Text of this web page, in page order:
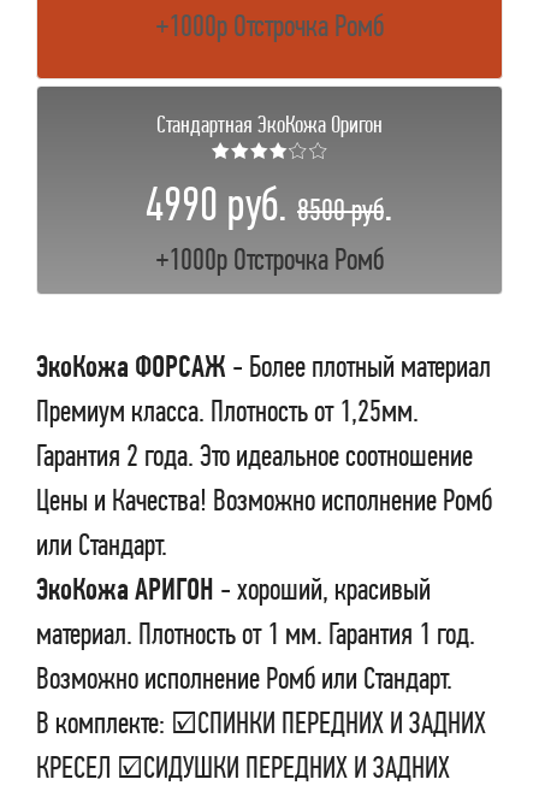
+1000р Отстрочка Ромб
Стандартная ЭкоКожа Оригон
★★★★☆☆
4990 руб. 8500 руб.
+1000р Отстрочка Ромб
ЭкоКожа ФОРСАЖ - Более плотный материал
Премиум класса. Плотность от 1,25мм.
Гарантия 2 года. Это идеальное соотношение
Цены и Качества! Возможно исполнение Ромб
или Стандарт.
ЭкоКожа АРИГОН - хороший, красивый
материал. Плотность от 1 мм. Гарантия 1 год.
Возможно исполнение Ромб или Стандарт.
В комплекте: ☑СПИНКИ ПЕРЕДНИХ И ЗАДНИХ
КРЕСЕЛ ☑СИДУШКИ ПЕРЕДНИХ И ЗАДНИХ